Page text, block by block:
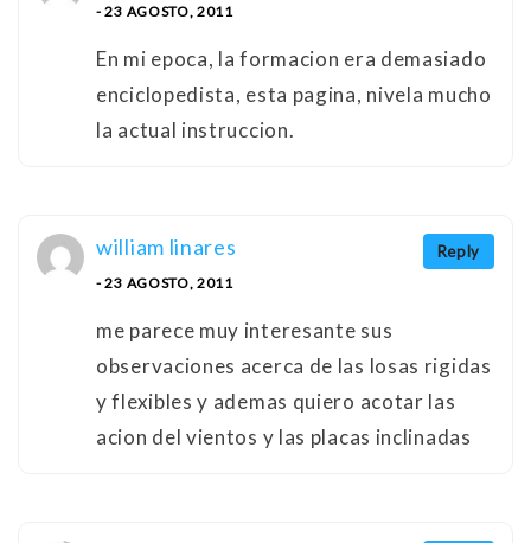
- 23 AGOSTO, 2011
En mi epoca, la formacion era demasiado
enciclopedista, esta pagina, nivela mucho
la actual instruccion.
Reply
william linares
- 23 AGOSTO, 2011
me parece muy interesante sus
observaciones acerca de las losas rigidas
y flexibles y ademas quiero acotar las
acion del vientos y las placas inclinadas